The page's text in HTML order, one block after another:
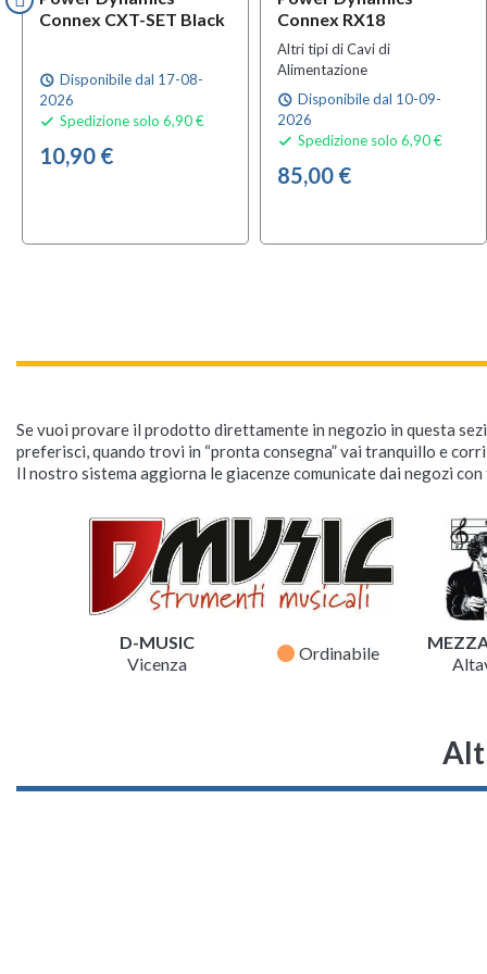
Connex CXT-SET Black
schedule Disponibile dal 17-08-
2026
 Spedizione solo 6,90 €
10,90 €
Connex RX18
Altri tipi di Cavi di
Alimentazione
schedule Disponibile dal 10-09-
2026
 Spedizione solo 6,90 €
85,00 €
Se vuoi provare il prodotto direttamente in negozio in questa
preferisci, quando trovi in “pronta consegna” vai tranquillo e
Il nostro sistema aggiorna le giacenze comunicate dai negozi
D-MUSIC
Vicenza
fiber_manual_record Ordinabile